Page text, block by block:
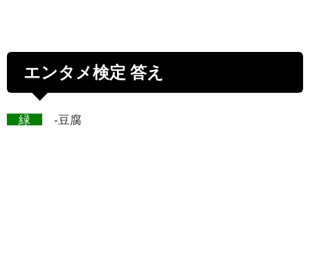
エンタメ検定 答え
緑 -豆腐